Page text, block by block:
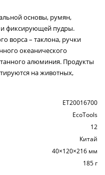
основы, румян,
и фиксирующей пудры.
ворса – таклона, ручки
океанического
алюминия. Продукты
на животных,
ET20016700
EcoTools
12
Китай
40×120×216 мм
185 г